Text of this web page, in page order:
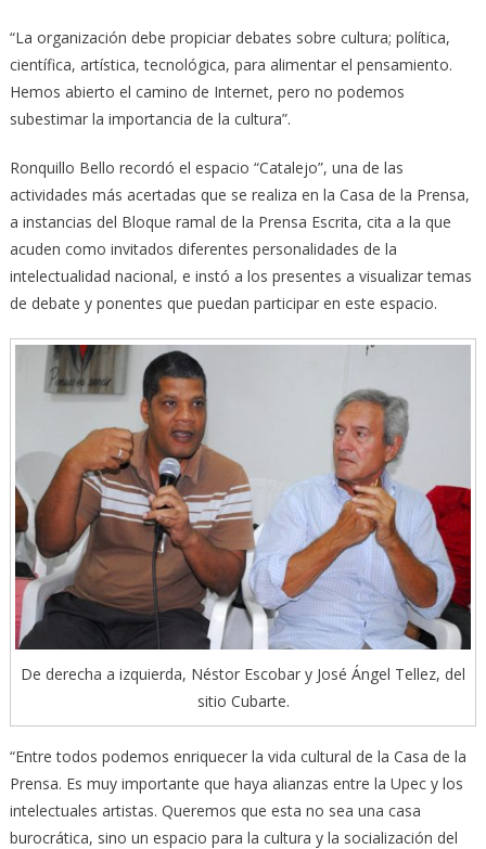
“La organización debe propiciar debates sobre cultura; política,
científica, artística, tecnológica, para alimentar el pensamiento.
Hemos abierto el camino de Internet, pero no podemos
subestimar la importancia de la cultura”.
Ronquillo Bello recordó el espacio “Catalejo”, una de las
actividades más acertadas que se realiza en la Casa de la Prensa,
a instancias del Bloque ramal de la Prensa Escrita, cita a la que
acuden como invitados diferentes personalidades de la
intelectualidad nacional, e instó a los presentes a visualizar temas
de debate y ponentes que puedan participar en este espacio.
De derecha a izquierda, Néstor Escobar y José Ángel Tellez, del
sitio Cubarte.
“Entre todos podemos enriquecer la vida cultural de la Casa de la
Prensa. Es muy importante que haya alianzas entre la Upec y los
intelectuales artistas. Queremos que esta no sea una casa
burocrática, sino un espacio para la cultura y la socialización del